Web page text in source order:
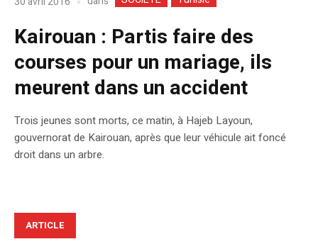
Kairouan : Partis faire des
courses pour un mariage, ils
meurent dans un accident
Trois jeunes sont morts, ce matin, à Hajeb Layoun,
gouvernorat de Kairouan, après que leur véhicule ait foncé
droit dans un arbre.
ARTICLE